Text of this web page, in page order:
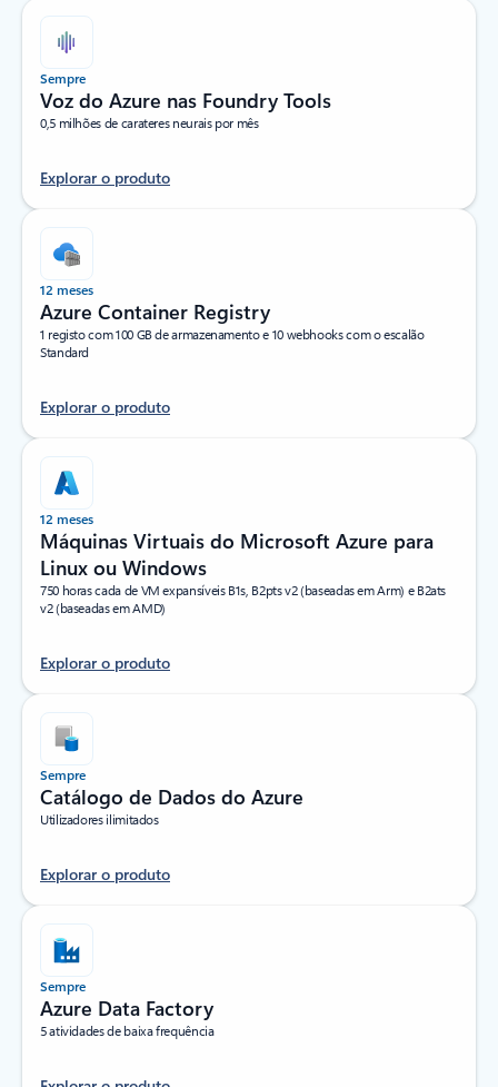
Sempre
Voz do Azure nas Foundry Tools
0,5 milhões de carateres neurais por mês
Explorar o produto
12 meses
Azure Container Registry
1 registo com 100 GB de armazenamento e 10 webhooks com o escalão
Standard
Explorar o produto
12 meses
Máquinas Virtuais do Microsoft Azure para
Linux ou Windows
750 horas cada de VM expansíveis B1s, B2pts v2 (baseadas em Arm) e B2ats
v2 (baseadas em AMD)
Explorar o produto
Sempre
Catálogo de Dados do Azure
Utilizadores ilimitados
Explorar o produto
Sempre
Azure Data Factory
5 atividades de baixa frequência